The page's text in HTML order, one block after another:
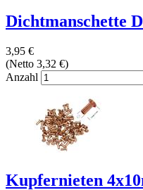
Dichtmanschette
3,95 €
(Netto 3,32 €)
Anzahl
Kupfernieten